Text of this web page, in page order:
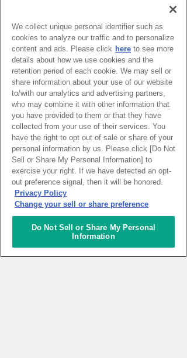
PAGE TOP
HOME
ナレッジキャピタルを知る
We collect unique personal identifier such as
cookies to analyze our traffic and to personalize
content and ads. Please click here to see more
details about how we use cookies and the
retention period of each cookie. We may sell or
share information about your use of our website
to/with our analytics and advertising partners,
who may combine it with other information that
you have provided to them or that they have
collected from your use of their services. You
have the right to opt out of sale or share of your
personal information by us. Please click [Do Not
Sell or Share My Personal Information] to
exercise your right. If we have detected an opt-
out preference signal, then it will be honored.
Privacy Policy
Change your sell or share preference
Do Not Sell or Share My Personal
Information